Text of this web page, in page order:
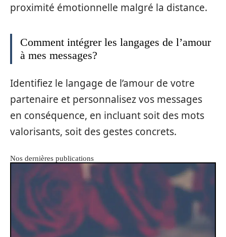
proximité émotionnelle malgré la distance.
Comment intégrer les langages de l’amour
à mes messages?
Identifiez le langage de l’amour de votre
partenaire et personnalisez vos messages
en conséquence, en incluant soit des mots
valorisants, soit des gestes concrets.
Nos dernières publications